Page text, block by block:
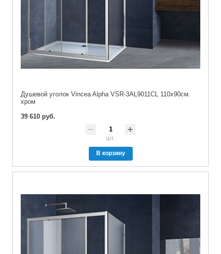
Душевой уголок Vincea Alpha VSR-3AL9011CL 110х90см.
хром
39 610 руб.
шт.
В корзину